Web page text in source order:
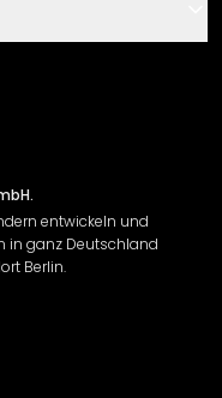
entwickeln und
in ganz Deutschland
Berlin.